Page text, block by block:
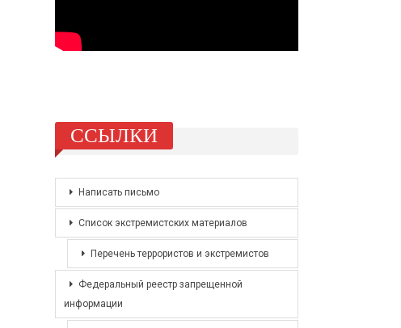
ССЫЛКИ
Написать письмо
Список экстремистских материалов
Перечень террористов и экстремистов
Федеральный реестр запрещенной
информации